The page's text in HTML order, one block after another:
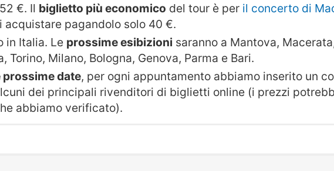
€. Il biglietto più economico del tour è per il concerto di
acquistare pagandolo solo 40 €.
in Italia. Le prossime esibizioni saranno a Mantova,
Torino, Milano, Bologna, Genova, Parma e Bari.
prossime date, per ogni appuntamento abbiamo inserito un
dei principali rivenditori di biglietti online (i prezzi
abbiamo verificato).